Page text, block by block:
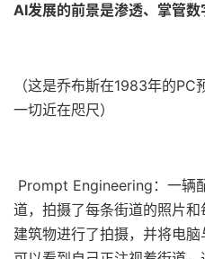
AI发展的前景是渗透、掌管
（这是乔布斯在1983年的
一切近在咫尺）
Prompt Engineering：一辆
道，拍摄了每条街道的照片
建筑物进行了拍摄，并将电脑